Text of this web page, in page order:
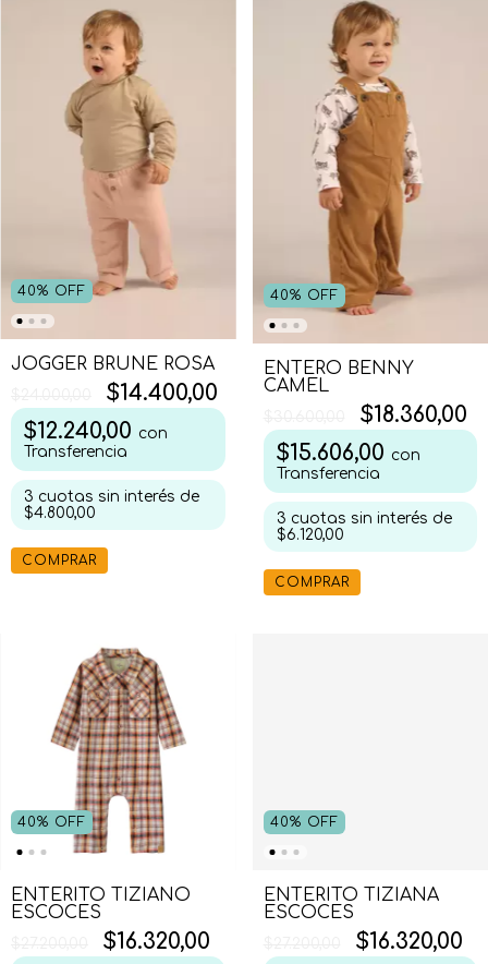
40% OFF
JOGGER BRUNE ROSA
$14.400,00
$12.240,00 con
Transferencia
3 cuotas sin interés de
$4.800,00
COMPRAR
40% OFF
ENTERO BENNY
CAMEL
$18.360,00
$15.606,00 con
Transferencia
3 cuotas sin interés de
$6.120,00
COMPRAR
40% OFF
ENTERITO TIZIANO
ESCOCES
$16.320,00
40% OFF
ENTERITO TIZIANA
ESCOCES
$16.320,00